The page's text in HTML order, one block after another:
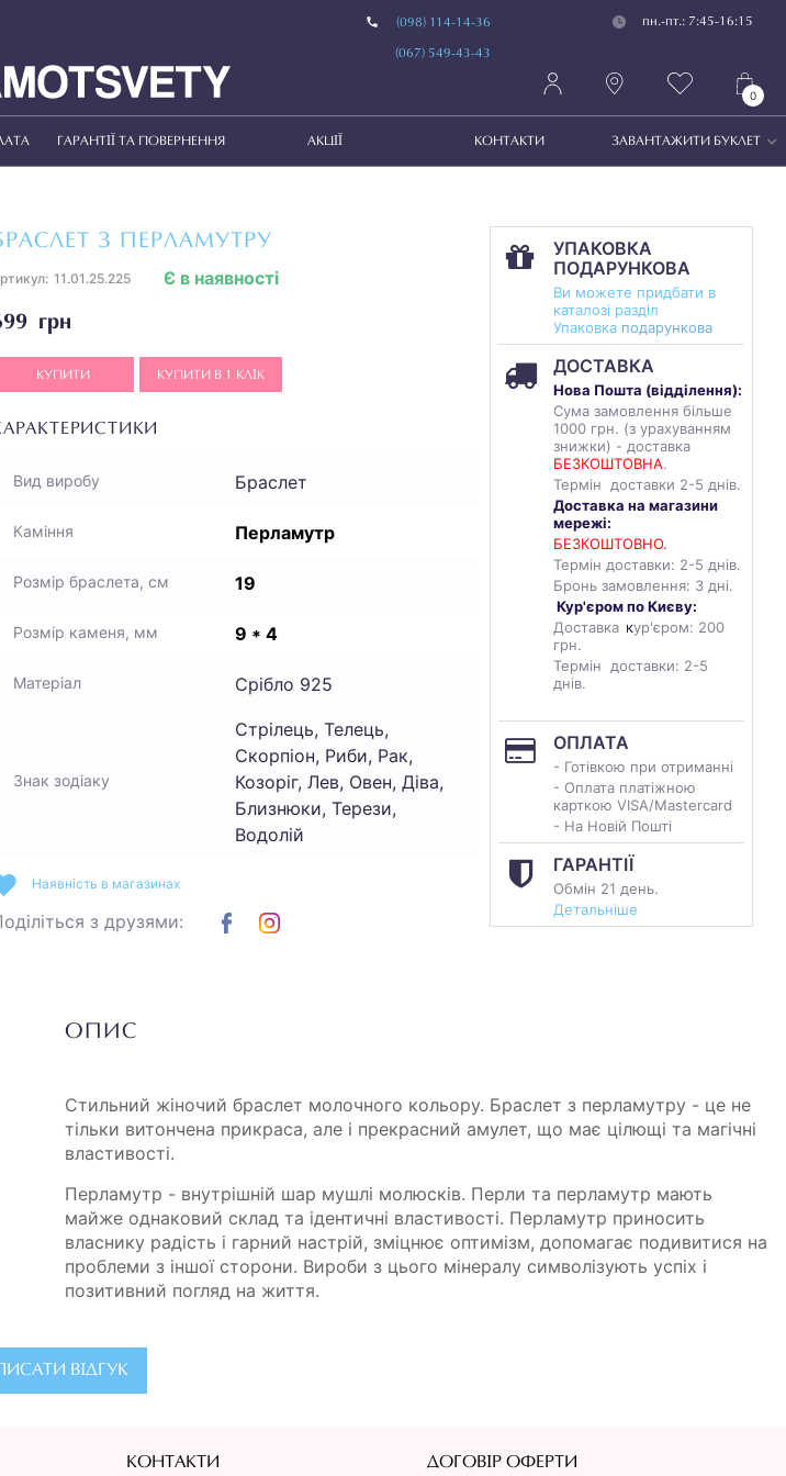
(098) 114-14-36
(067) 549-43-43
пн.-пт.: 7:45-16:15
0
ГАРАНТІЇ ТА ПОВЕРНЕННЯ АКЦІЇ КОНТАКТИ ЗАВАНТАЖИТИ БУКЛЕТ
З ПЕРЛАМУТРУ
11.01.25.225
грн
Є в наявності
КУПИТИ КУПИТИ В 1 КЛІК
Вид виробу Браслет
Каміння Перламутр
Розмір браслета, см 19
Розмір каменя, мм 9 * 4
Матеріал Срібло 925
Знак зодіаку
Стрілець, Телець,
Скорпіон, Риби, Рак,
Козоріг, Лев, Овен, Діва,
Близнюки, Терези,
Водолій
УПАКОВКА
ПОДАРУНКОВА
Ви можете придбати в
каталозі разділ
Упаковка подарункова
ДОСТАВКА
Нова Пошта (відділення):
Сума замовлення більше
1000 грн. (з урахуванням
знижки) - доставка
БЕЗКОШТОВНА.
Термін доставки 2-5 днів.
Доставка на магазини
мережі:
БЕЗКОШТОВНО.
Термін доставки: 2-5 днів.
Бронь замовлення: 3 дні.
Кур'єром по Києву:
Доставка кур'єром: 200
грн.
Термін доставки: 2-5
днів.
ОПЛАТА
- Готівкою при отриманні
- Оплата платіжною
карткою VISA/Mastercard
- На Новій Пошті
ГАРАНТІЇ
Обмін 21 день.
Детальніше
Наявність в магазинах
з друзями:
ОПИС
Стильний жіночий браслет молочного кольору. Браслет з перламутру - це не
тільки витончена прикраса, але і прекрасний амулет, що має цілющі та магічні
властивості.
Перламутр - внутрішній шар мушлі молюсків. Перли та перламутр мають
майже однаковий склад та ідентичні властивості. Перламутр при­носить
власнику радість і гарний настрій, зміцнює оптимізм, допомагає подивитися на
проблеми з іншої сторони. Вироби з цього мінералу сим­волізують успіх і
позитивний погляд на життя.
ВІДГУК
КОНТАКТИ ДОГОВІР ОФЕРТИ